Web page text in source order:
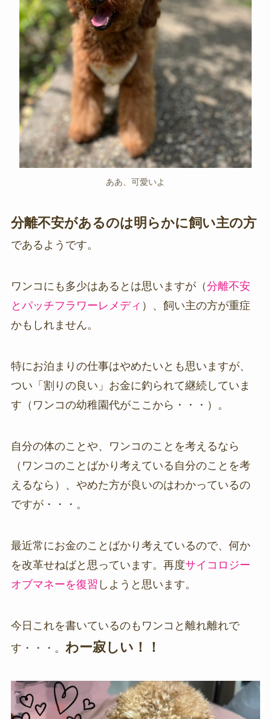
ああ、可愛いよ
分離不安があるのは明らかに飼い主の方
であるようです。
ワンコにも多少はあるとは思いますが（分離不安
とパッチフラワーレメディ ）、飼い主の方が重症
かもしれません。
特にお泊まりの仕事はやめたいとも思いますが、
つい「割りの良い」お金に釣られて継続していま
す（ワンコの幼稚園代がここから・・・）。
自分の体のことや、ワンコのことを考えるなら
（ワンコのことばかり考えている自分のことを考
えるなら）、やめた方が良いのはわかっているの
ですが・・・。
最近常にお金のことばかり考えているので、何か
を改革せねばと思っています。再度サイコロジー
オブマネーを復習 しようと思います。
今日これを書いているのもワンコと離れ離れで
す・・・。 わー寂しい！！